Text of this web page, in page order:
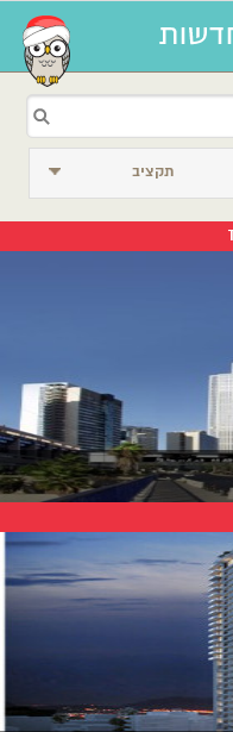
תקציב